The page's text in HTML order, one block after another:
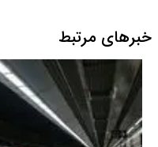
خبرهای مرتبط